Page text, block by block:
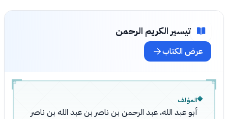
تيسير الكريم الرحمن
عرض الكتاب
المؤلف
أبو عبد الله، عبد الرحمن بن ناصر بن عبد الله بن ناصر